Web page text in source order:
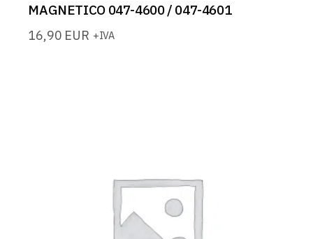
MAGNETICO 047-4600 / 047-4601
16,90 EUR +IVA